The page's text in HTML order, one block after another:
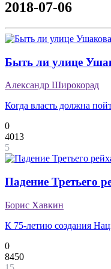
2018-07-06
Быть ли улице
Александр Широкорад
Когда власть должна
0
4013
5
Падение Третьего
Борис Хавкин
К 75-летию создания
0
8450